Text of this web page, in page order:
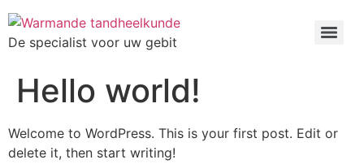
De specialist voor uw gebit
Hello world!
Welcome to WordPress. This is your first post. Edit or
delete it, then start writing!